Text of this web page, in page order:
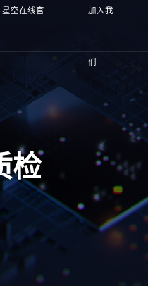
空在线官 加入我
们
检